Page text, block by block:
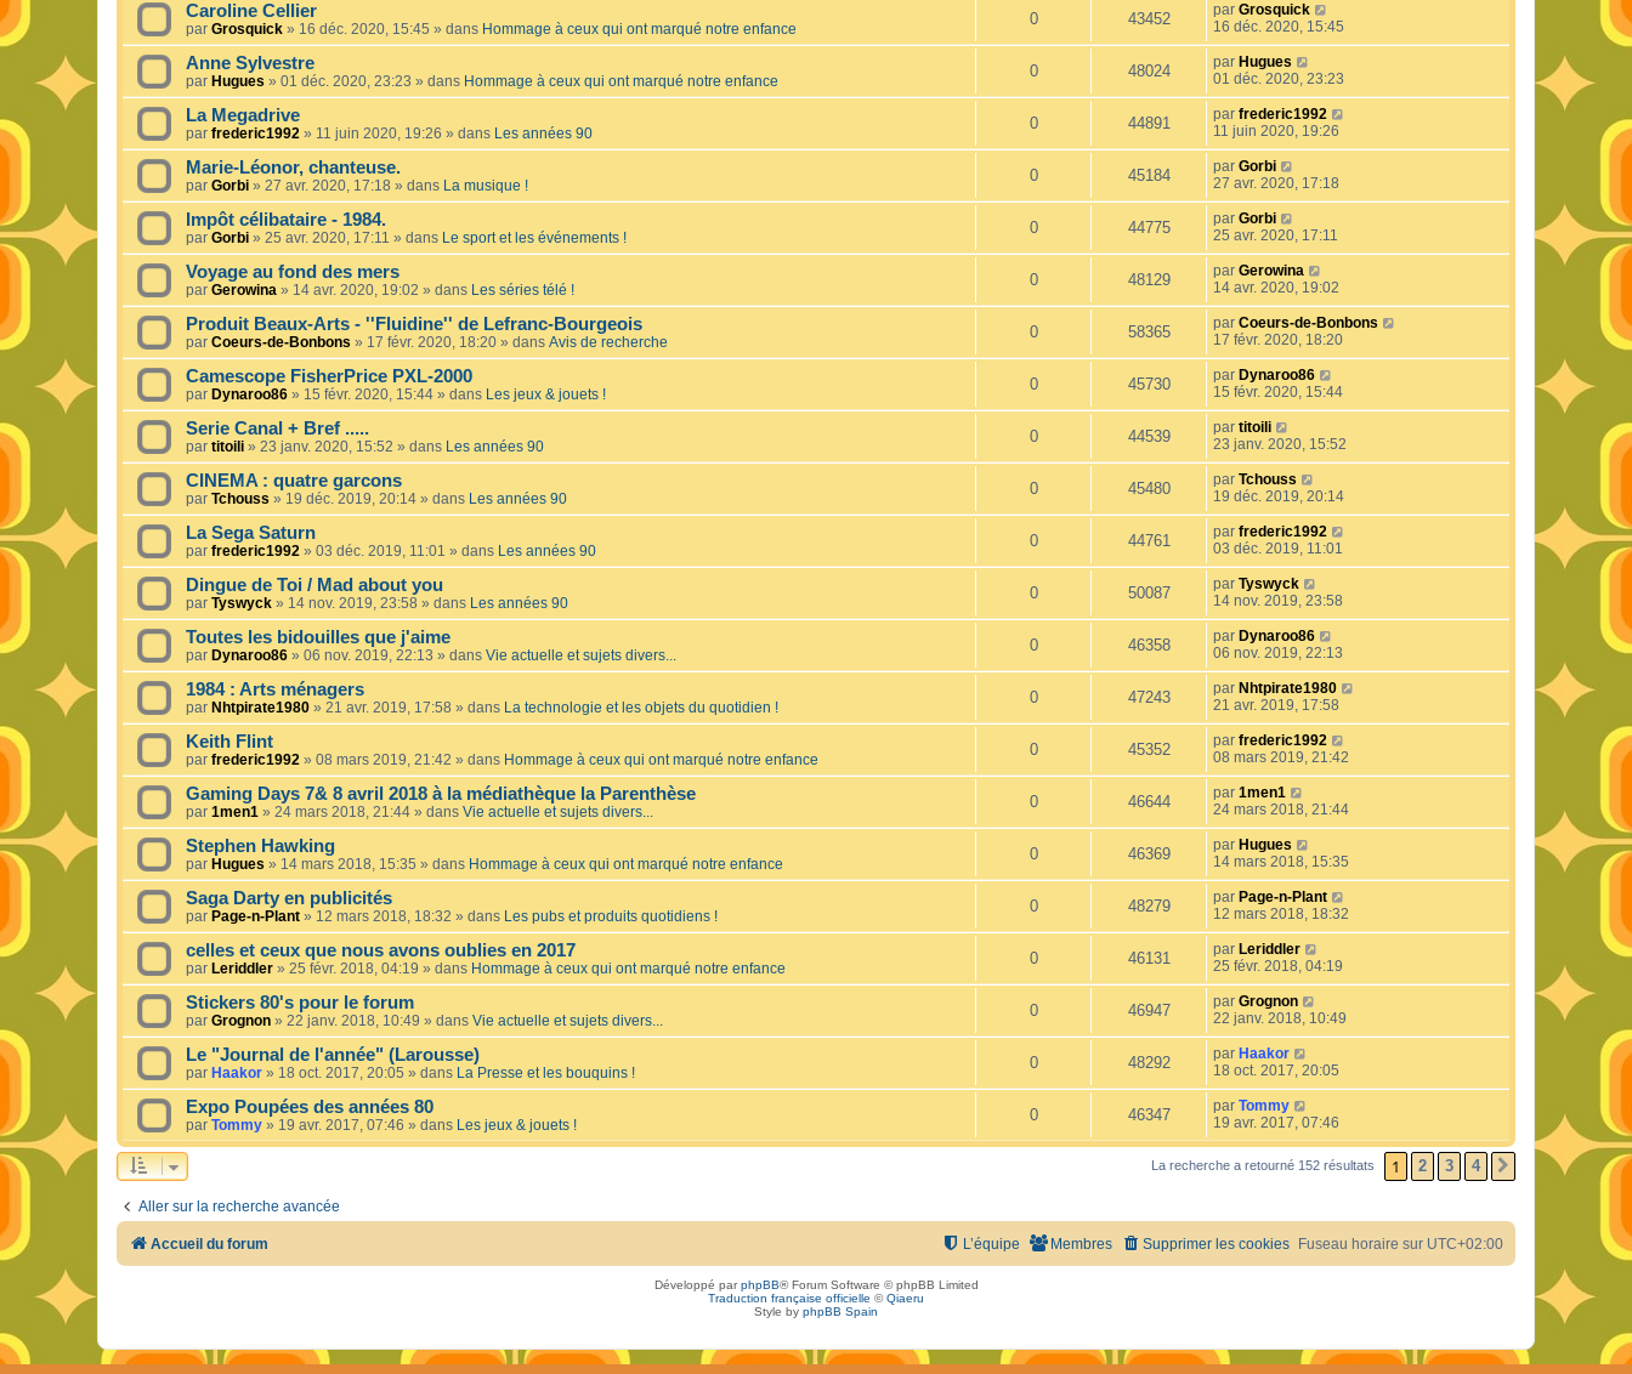
Caroline Cellier
par Grosquick » 16 déc. 2020, 15:45 » dans Hommage à ceux qui ont marqué notre enfance
0 43452 par Grosquick
16 déc. 2020, 15:45
Anne Sylvestre
par Hugues » 01 déc. 2020, 23:23 » dans Hommage à ceux qui ont marqué notre enfance
0 48024 par Hugues
01 déc. 2020, 23:23
La Megadrive
par frederic1992 » 11 juin 2020, 19:26 » dans Les années 90
0 44891 par frederic1992
11 juin 2020, 19:26
Marie-Léonor, chanteuse.
par Gorbi » 27 avr. 2020, 17:18 » dans La musique !
0 45184 par Gorbi
27 avr. 2020, 17:18
Impôt célibataire - 1984.
par Gorbi » 25 avr. 2020, 17:11 » dans Le sport et les événements !
0 44775 par Gorbi
25 avr. 2020, 17:11
Voyage au fond des mers
par Gerowina » 14 avr. 2020, 19:02 » dans Les séries télé !
0 48129 par Gerowina
14 avr. 2020, 19:02
Produit Beaux-Arts - ''Fluidine'' de Lefranc-Bourgeois
par Coeurs-de-Bonbons » 17 févr. 2020, 18:20 » dans Avis de recherche
0 58365 par Coeurs-de-Bonbons
17 févr. 2020, 18:20
Camescope FisherPrice PXL-2000
par Dynaroo86 » 15 févr. 2020, 15:44 » dans Les jeux & jouets !
0 45730 par Dynaroo86
15 févr. 2020, 15:44
Serie Canal + Bref .....
par titoili » 23 janv. 2020, 15:52 » dans Les années 90
0 44539 par titoili
23 janv. 2020, 15:52
CINEMA : quatre garcons
par Tchouss » 19 déc. 2019, 20:14 » dans Les années 90
0 45480 par Tchouss
19 déc. 2019, 20:14
La Sega Saturn
par frederic1992 » 03 déc. 2019, 11:01 » dans Les années 90
0 44761 par frederic1992
03 déc. 2019, 11:01
Dingue de Toi / Mad about you
par Tyswyck » 14 nov. 2019, 23:58 » dans Les années 90
0 50087 par Tyswyck
14 nov. 2019, 23:58
Toutes les bidouilles que j'aime
par Dynaroo86 » 06 nov. 2019, 22:13 » dans Vie actuelle et sujets divers...
0 46358 par Dynaroo86
06 nov. 2019, 22:13
1984 : Arts ménagers
par Nhtpirate1980 » 21 avr. 2019, 17:58 » dans La technologie et les objets du quotidien !
0 47243 par Nhtpirate1980
21 avr. 2019, 17:58
Keith Flint
par frederic1992 » 08 mars 2019, 21:42 » dans Hommage à ceux qui ont marqué notre enfance
0 45352 par frederic1992
08 mars 2019, 21:42
Gaming Days 7& 8 avril 2018 à la médiathèque la Parenthèse
par 1men1 » 24 mars 2018, 21:44 » dans Vie actuelle et sujets divers...
0 46644 par 1men1
24 mars 2018, 21:44
Stephen Hawking
par Hugues » 14 mars 2018, 15:35 » dans Hommage à ceux qui ont marqué notre enfance
0 46369 par Hugues
14 mars 2018, 15:35
Saga Darty en publicités
par Page-n-Plant » 12 mars 2018, 18:32 » dans Les pubs et produits quotidiens !
0 48279 par Page-n-Plant
12 mars 2018, 18:32
celles et ceux que nous avons oublies en 2017
par Leriddler » 25 févr. 2018, 04:19 » dans Hommage à ceux qui ont marqué notre enfance
0 46131 par Leriddler
25 févr. 2018, 04:19
Stickers 80's pour le forum
par Grognon » 22 janv. 2018, 10:49 » dans Vie actuelle et sujets divers...
0 46947 par Grognon
22 janv. 2018, 10:49
Le "Journal de l'année" (Larousse)
par Haakor » 18 oct. 2017, 20:05 » dans La Presse et les bouquins !
0 48292 par Haakor
18 oct. 2017, 20:05
Expo Poupées des années 80
par Tommy » 19 avr. 2017, 07:46 » dans Les jeux & jouets !
0 46347 par Tommy
19 avr. 2017, 07:46
La recherche a retourné 152 résultats 1 2 3 4 SUIVANT
Aller sur la recherche avancée
Accueil du forum Fuseau horaire sur UTC+02:00
Supprimer les cookies
Membres
L’équipe
Développé parphpBB® Forum Software © phpBB Limited
Traduction française officielle ©Qiaeru
Style by phpBB Spain